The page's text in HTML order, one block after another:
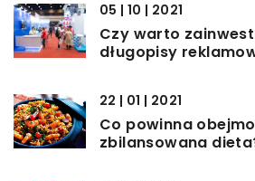
05 | 10 | 2021
Czy warto
długopisy
22 | 01 | 2021
Co powinna
zbilansowana